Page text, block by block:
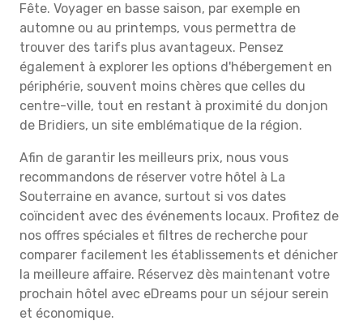
Fête. Voyager en basse saison, par exemple en
automne ou au printemps, vous permettra de
trouver des tarifs plus avantageux. Pensez
également à explorer les options d'hébergement en
périphérie, souvent moins chères que celles du
centre-ville, tout en restant à proximité du donjon
de Bridiers, un site emblématique de la région.
Afin de garantir les meilleurs prix, nous vous
recommandons de réserver votre hôtel à La
Souterraine en avance, surtout si vos dates
coïncident avec des événements locaux. Profitez de
nos offres spéciales et filtres de recherche pour
comparer facilement les établissements et dénicher
la meilleure affaire. Réservez dès maintenant votre
prochain hôtel avec eDreams pour un séjour serein
et économique.